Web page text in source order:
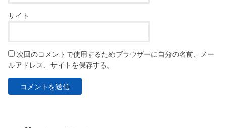
サイト
次回のコメントで使用するためブラウザーに自分の名前、メー
ルアドレス、サイトを保存する。